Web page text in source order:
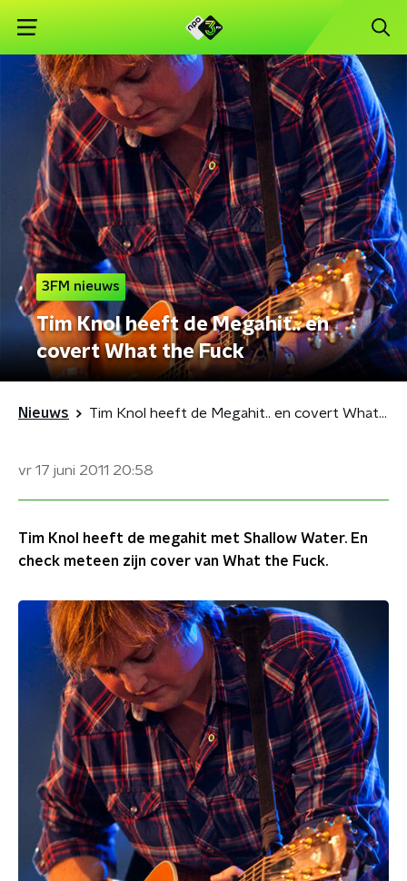
3FM nieuws
Tim Knol heeft de Megahit.. en
covert What the Fuck
Nieuws Tim Knol heeft de Megahit.. en covert What the Fuck
vr 17 juni 2011 20:58
Tim Knol heeft de megahit met Shallow Water. En
check meteen zijn cover van What the Fuck.